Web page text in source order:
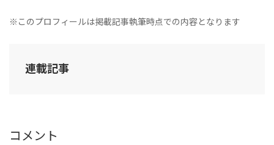
※このプロフィールは掲載記事執筆時点での内容となります
連載記事
コメント